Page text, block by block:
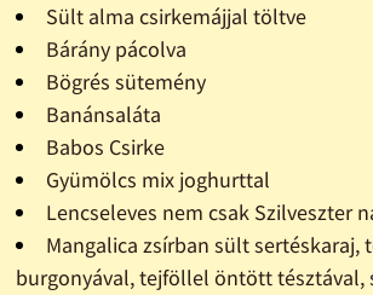
Sült alma csirkemájjal töltve
Bárány pácolva
Bögrés sütemény
Banánsaláta
Babos Csirke
Gyümölcs mix joghurttal
Lencseleves nem csak Szilveszter
Mangalica zsírban sült sertéskaraj,
burgonyával, tejföllel öntött tésztával,